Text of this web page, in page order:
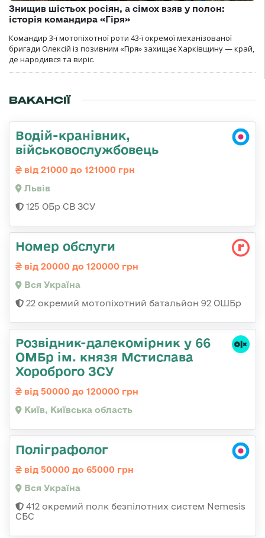
Знищив шістьох росіян, а сімох взяв у полон:
історія командира «Гіря»
Командир 3-ї мотопіхотної роти 43-ї окремої механізованої
бригади Олексій із позивним «Гіря» захищає Харківщину — край,
де народився та виріс.
ВАКАНСІЇ
Водій-кранівник,
військовослужбовець
від 21000 до 121000 грн
Львів
125 ОБр СВ ЗСУ
Номер обслуги
від 20000 до 120000 грн
Вся Україна
22 окремий мотопіхотний батальйон 92 ОШБр
Розвідник-далекомірник у 66
ОМБр ім. князя Мстислава
Хороброго ЗСУ
від 50000 до 120000 грн
Київ, Київська область
Поліграфолог
від 50000 до 65000 грн
Вся Україна
412 окремий полк безпілотних систем Nemesis
СБС